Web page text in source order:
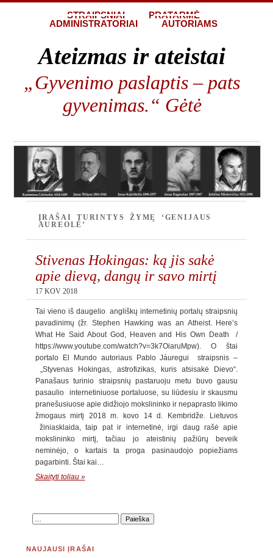
STRAIPSNIAI
PRATARMĖ
ADMINISTRATORIAI
AUTORIAMS
Ateizmas ir ateistai
„Gyvenimo paslaptis – pats
gyvenimas.“ Gėtė
ĮRAŠAI TURINTYS ŽYMĘ ‘GENIJAUS
AUREOLĖ’
Stivenas Hokingas: ką jis sakė
apie dievą, dangų ir savo mirtį
17 KOV 2018
Tai vieno iš daugelio angliškų internetinių portalų straipsnių
pavadinimų (žr. Stephen Hawking was an Atheist. Here’s
What He Said About God, Heaven and His Own Death /
https://www.youtube.com/watch?v=3k7OiaruMpw). O štai
portalo El Mundo autoriaus Pablo Jáuregui straipsnis –
„Styvenas Hokingas, astrofizikas, kuris atsisakė Dievo“.
Panašaus turinio straipsnių pastaruoju metu buvo gausu
pasaulio internetiniuose portaluose, su liūdesiu ir skausmu
pranešusiuose apie didžiojo mokslininko ir nepaprasto likimo
žmogaus mirtį 2018 m. kovo 14 d. Kembridže. Lietuvos
žiniasklaida, taip pat ir internetinė, irgi daug rašė apie
mokslininko mirtį, tačiau jo ateistinių pažiūrų beveik
neminėjo, o kartais ta proga pasinaudojo popiežiams
pagarbinti. Štai kai…
Skaityti toliau »
NAUJAUSI ĮRAŠAI